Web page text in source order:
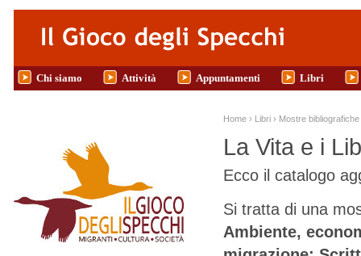
Salta al contenuto principale
Chi siamo Attività Appuntamenti Libri
Tu sei qui
Home › Libri › Mostre
La Vita e i
Ecco il catalogo
Si tratta di una
Ambiente,